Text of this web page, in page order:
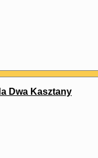
Dwa Kasztany